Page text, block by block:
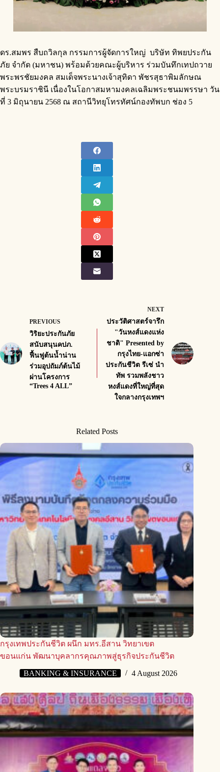
ดร.สมพร สืบถวิลกุล กรรมการผู้จัดการใหญ่ บริษัท ทิพยประกัน
ภัย จำกัด (มหาชน) พร้อมด้วยคณะผู้บริหาร ร่วมบันทึกเทปถวาย
พระพรชัยมงคล สมเด็จพระนางเจ้าสุทิดา พัชรสุธาพิมลักษณ
พระบรมราชินี เนื่องในโอกาสมหามงคลเฉลิมพระชนมพรรษา วัน
ที่ 3 มิถุนายน 2568 ณ สถานีวิทยุโทรทัศน์กองทัพบก ช่อง 5
PREVIOUS
วิริยะประกันภัย
สนับสนุนคปภ.
ฟื้นฟูต้นน้ำน่าน
ร่วมอุปถัมภ์ต้นไม้
ผ่านโครงการ
“Trees 4 ALL”
NEXT
ประวัติศาสตร์จารึก
"วันหงส์แดงแห่ง
ชาติ" Presented by
กรุงไทย-แอกซ่า
ประกันชีวิต รีเซ่ นํา
ทัพ รวมพลังชาว
หงส์แดงที่ใหญ่ที่สุด
ใจกลางกรุงเทพฯ
Related Posts
กรุงเทพประกันชีวิต ผนึก มทร.อีสาน วิทยาเขต
ขอนแก่น พัฒนาบุคลากรคุณภาพสู่ธุรกิจประกันชีวิต
BANKING & INSURANCE 4 August 2026